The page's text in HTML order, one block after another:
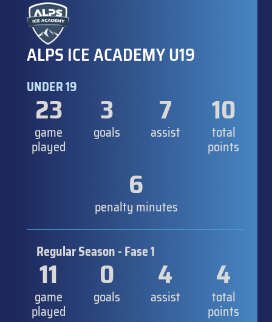
ALPS ICE ACADEMY U19
UNDER 19
23
game
played
3
goals
7
assist
10
total
points
6
penalty minutes
Regular Season - Fase 1
11
game
played
0
goals
4
assist
4
total
points